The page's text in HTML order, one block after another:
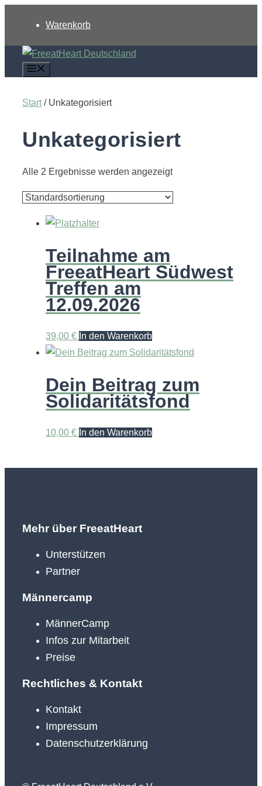
springen
Warenkorb
Start/ Unkategorisiert
Unkategorisiert
Alle 2 Ergebnisse werden angezeigt
Teilnahme am
FreeatHeart Südwest
Treffen am
12.09.2026
39,00 € In den Warenkorb
Dein Beitrag zum
Solidaritätsfond
10,00 € In den Warenkorb
Mehr über FreeatHeart
Unterstützen
Partner
Männercamp
MännerCamp
Infos zur Mitarbeit
Preise
Rechtliches & Kontakt
Kontakt
Impressum
Datenschutzerklärung